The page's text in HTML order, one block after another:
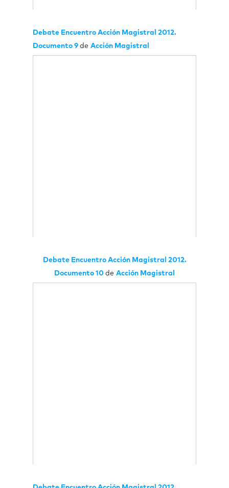
Debate Encuentro Acción Magistral 2012.
Documento 9 de Acción Magistral
Debate Encuentro Acción Magistral 2012.
Documento 10 de Acción Magistral